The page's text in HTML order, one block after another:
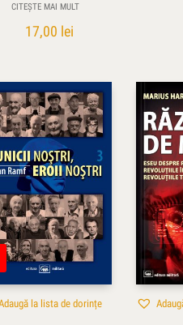
CITEȘTE MAI MULT
17,00 lei
la lista de dorințe